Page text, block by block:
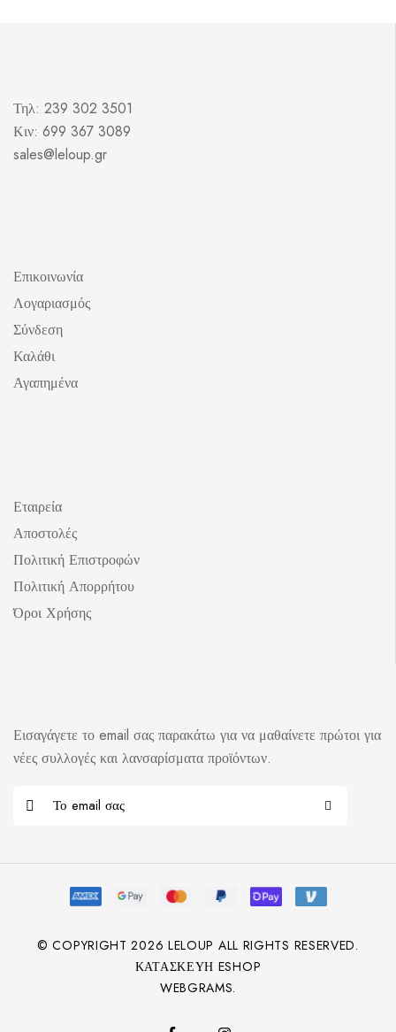
Τηλ: 239 302 3501
Κιν: 699 367 3089
sales@leloup.gr
Επικοινωνία
Λογαριασμός
Σύνδεση
Καλάθι
Αγαπημένα
Εταιρεία
Αποστολές
Πολιτική Επιστροφών
Πολιτική Απορρήτου
Όροι Χρήσης
Εισαγάγετε το email σας παρακάτω για να μαθαίνετε πρώτοι για
νέες συλλογές και λανσαρίσματα προϊόντων.
© COPYRIGHT2026 LELOUP ALL RIGHTS RESERVED.
ΚΑΤΑΣΚΕΥΉ ESHOP
WEBGRAMS.